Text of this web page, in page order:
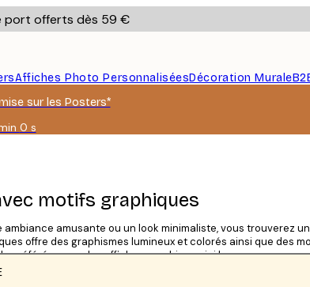
port offerts dès 59 €
Affiches Photo PersonnaliséesDécoration Murale
sur les Posters*
0 s
Valable
09
motifs graphiques
amusante ou un look minimaliste, vous trouverez
offre des graphismes lumineux et colorés ainsi que des
préférée avec des affiches graphiques ici !